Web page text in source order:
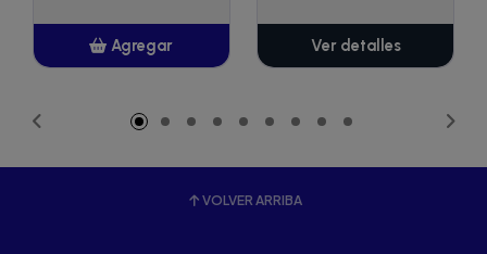
Agregar Ver detalles
VOLVER ARRIBA